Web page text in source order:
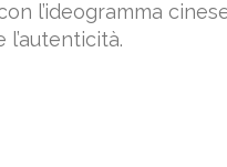
l’ideogramma